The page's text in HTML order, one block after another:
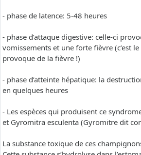
- phase de latence: 5-48 heures
- phase d’attaque digestive: celle-ci
vomissements et une forte fièvre (c’est
provoque de la fièvre !)
- phase d’atteinte hépatique: la
en quelques heures
- Les espèces qui produisent ce
et Gyromitra esculenta (Gyromitre dit
La substance toxique de ces